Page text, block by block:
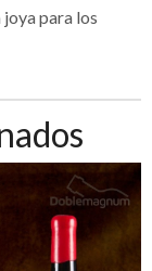
para los